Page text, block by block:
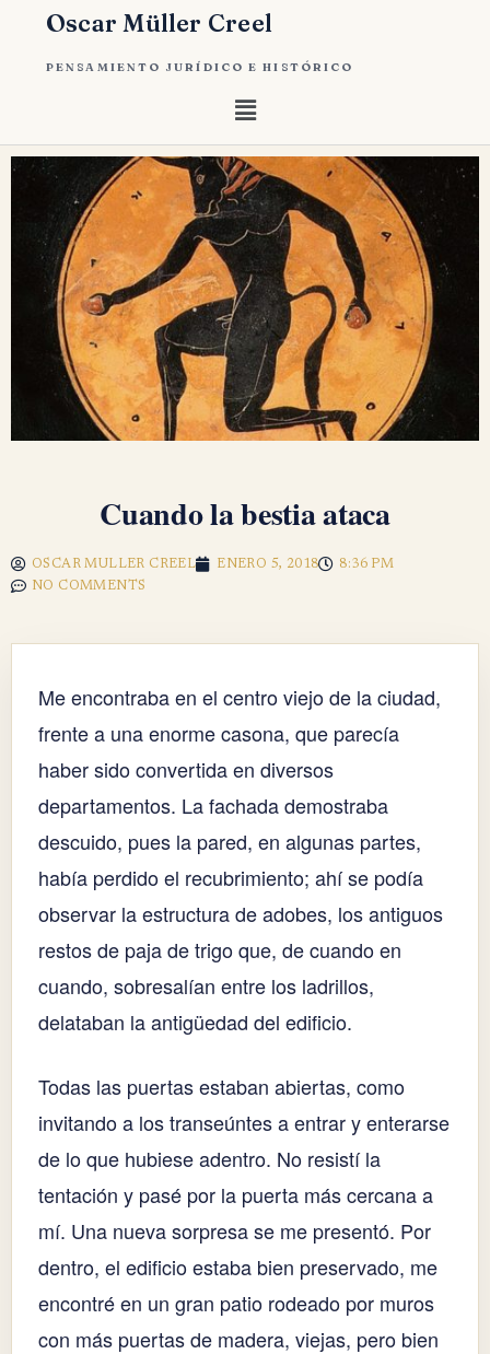
Oscar Müller Creel
PENSAMIENTO JURÍDICO E HISTÓRICO
Cuando la bestia ataca
OSCAR MULLER CREEL ENERO 5, 2018
8:36 PM
NO COMMENTS
Me encontraba en el centro viejo de la ciudad,
frente a una enorme casona, que parecía
haber sido convertida en diversos
departamentos. La fachada demostraba
descuido, pues la pared, en algunas partes,
había perdido el recubrimiento; ahí se podía
observar la estructura de adobes, los antiguos
restos de paja de trigo que, de cuando en
cuando, sobresalían entre los ladrillos,
delataban la antigüedad del edificio.
Todas las puertas estaban abiertas, como
invitando a los transeúntes a entrar y enterarse
de lo que hubiese adentro. No resistí la
tentación y pasé por la puerta más cercana a
mí. Una nueva sorpresa se me presentó. Por
dentro, el edificio estaba bien preservado, me
encontré en un gran patio rodeado por muros
con más puertas de madera, viejas, pero bien